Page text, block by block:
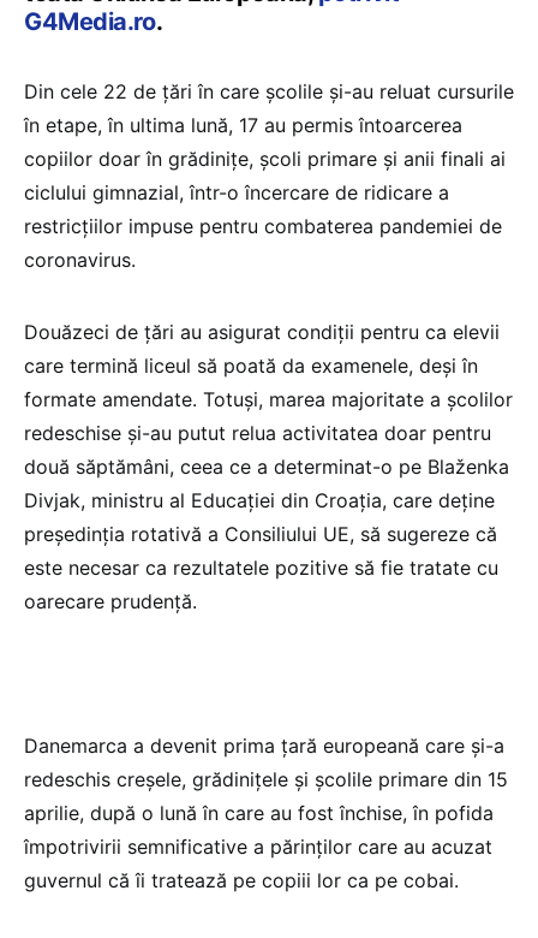
G4Media.ro.
Din cele 22 de ţări în care şcolile şi-au reluat cursurile
în etape, în ultima lună, 17 au permis întoarcerea
copiilor doar în grădiniţe, şcoli primare şi anii finali ai
ciclului gimnazial, într-o încercare de ridicare a
restricţiilor impuse pentru combaterea pandemiei de
coronavirus.
Douăzeci de ţări au asigurat condiţii pentru ca elevii
care termină liceul să poată da examenele, deşi în
formate amendate. Totuşi, marea majoritate a şcolilor
redeschise şi-au putut relua activitatea doar pentru
două săptămâni, ceea ce a determinat-o pe Blaženka
Divjak, ministru al Educaţiei din Croaţia, care deţine
preşedinţia rotativă a Consiliului UE, să sugereze că
este necesar ca rezultatele pozitive să fie tratate cu
oarecare prudenţă.
Danemarca a devenit prima ţară europeană care şi-a
redeschis creşele, grădiniţele şi şcolile primare din 15
aprilie, după o lună în care au fost închise, în pofida
împotrivirii semnificative a părinţilor care au acuzat
guvernul că îi tratează pe copiii lor ca pe cobai.